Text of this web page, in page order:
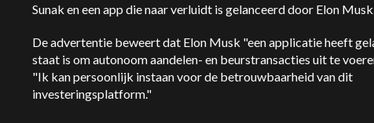
Sunak en een app die naar verluidt is gelanceerd door Elon
De advertentie beweert dat Elon Musk "een applicatie heeft
staat is om autonoom aandelen- en beurstransacties uit te
"Ik kan persoonlijk instaan voor de betrouwbaarheid van dit
investeringsplatform."